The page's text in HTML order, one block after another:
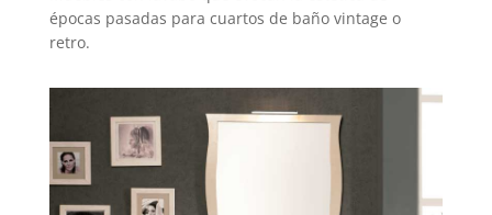
épocas pasadas para cuartos de baño vintage o
retro.